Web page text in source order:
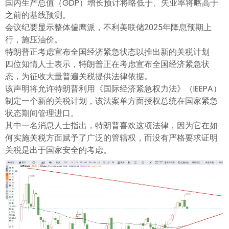
国内生产总值（GDP）增长预计将略低于、失业率将略高于
之前的基线预测。
会议纪要显示整体偏鹰派，不利美联储2025年降息预期上
行，施压油价。
特朗普正考虑宣布全国经济紧急状态以推出新的关税计划
四位知情人士表示，特朗普正在考虑宣布全国经济紧急状
态，为征收大量普遍关税提供法律依据。
该声明将允许特朗普利用《国际经济紧急权力法》（IEEPA）
制定一个新的关税计划，该法案单方面授权总统在国家紧急
状态期间管理进口。
其中一名消息人士指出，特朗普喜欢这项法律，因为它在如
何实施关税方面赋予了广泛的管辖权，而没有严格要求证明
关税是出于国家安全的考虑。